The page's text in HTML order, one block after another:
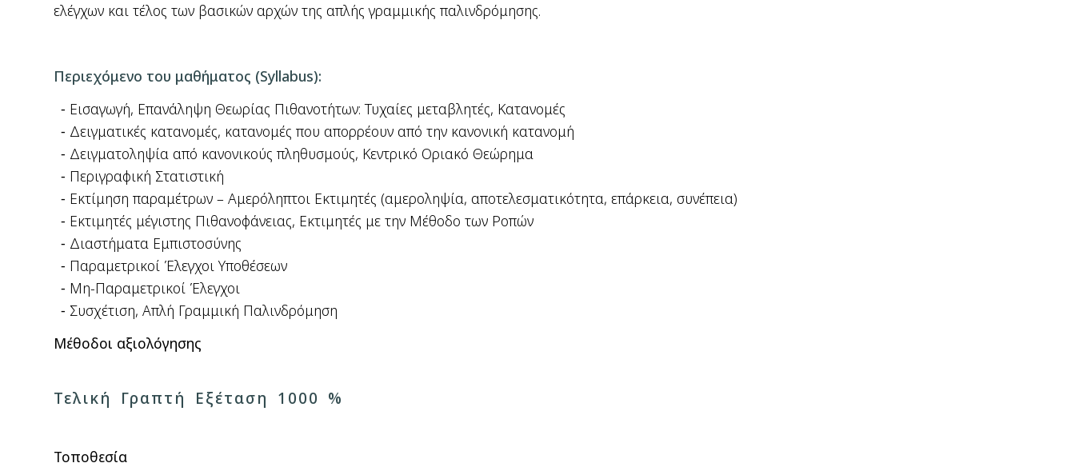
ελέγχων και τέλος των βασικών αρχών της απλής γραμμικής παλινδρόμησης.
Περιεχόμενο του μαθήματος (Syllabus):
Εισαγωγή, Επανάληψη Θεωρίας Πιθανοτήτων: Τυχαίες μεταβλητές, Κατανομές
Δειγματικές κατανομές, κατανομές που απορρέουν από την κανονική κατανομή
Δειγματοληψία από κανονικούς πληθυσμούς, Κεντρικό Οριακό Θεώρημα
Περιγραφική Στατιστική
Εκτίμηση παραμέτρων – Αμερόληπτοι Εκτιμητές (αμεροληψία, αποτελεσματικότητα, επάρκεια, συνέπεια)
Εκτιμητές μέγιστης Πιθανοφάνειας, Εκτιμητές με την Μέθοδο των Ροπών
Διαστήματα Εμπιστοσύνης
Παραμετρικοί Έλεγχοι Υποθέσεων
Μη-Παραμετρικοί Έλεγχοι
Συσχέτιση, Απλή Γραμμική Παλινδρόμηση
Μέθοδοι αξιολόγησης
Τελική Γραπτή Εξέταση 1000 %
Τοποθεσία